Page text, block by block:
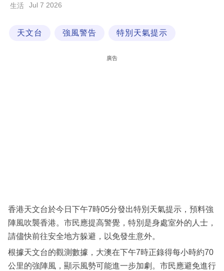
場
生活 Jul 7 2026
天文台 強風警告 特別天氣提示
廣告
香港天文台於今日下午7時05分發出特別天氣提示，預料強
陣風吹襲香港。市民應提高警覺，特別是身處室外的人士，
請儘快前往安全地方躲避，以免發生意外。
根據天文台的觀測數據，大澳在下午7時正錄得每小時約70
公里的強陣風，顯示風勢可能進一步加劇。市民應避免進行